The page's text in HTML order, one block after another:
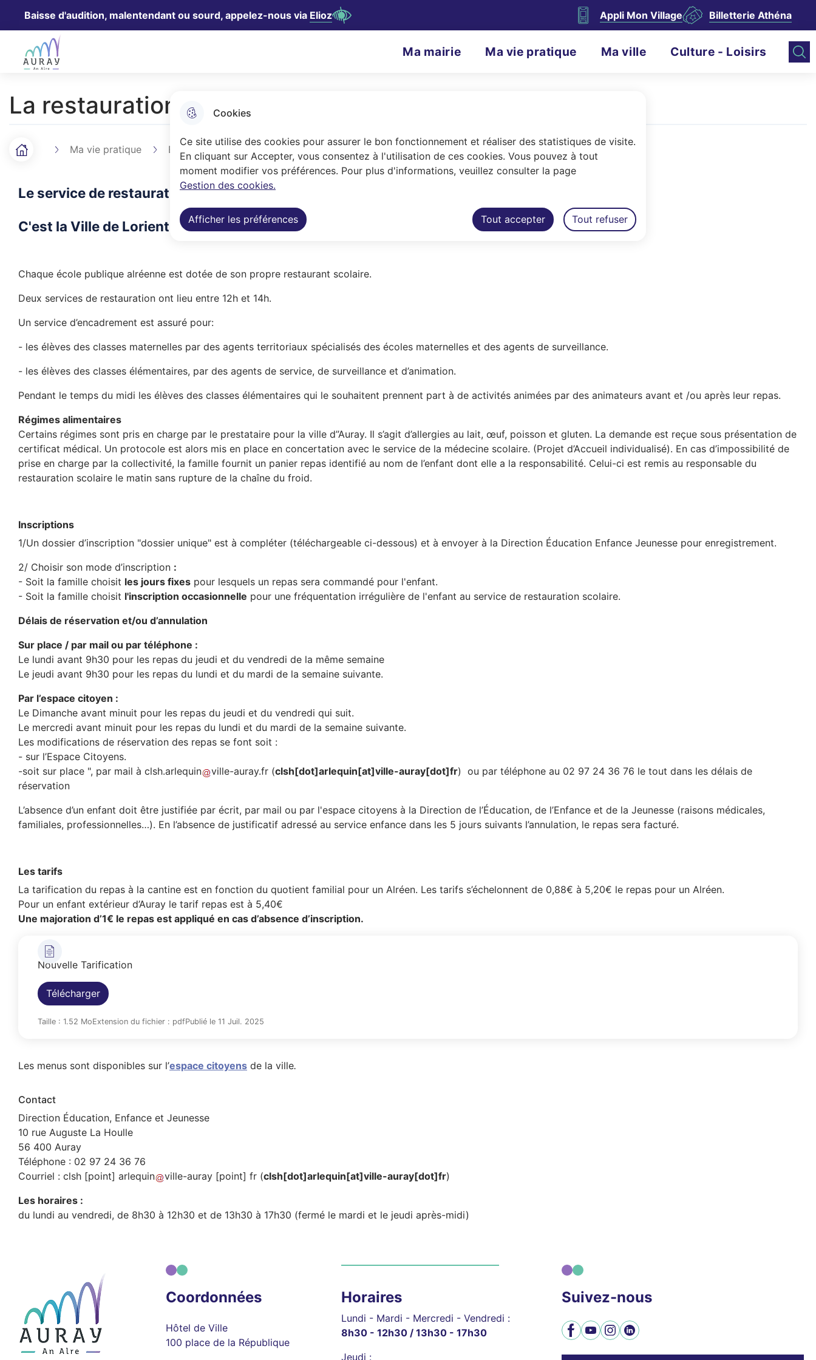
Cookies
Ce site utilise des cookies pour assurer le bon fonctionnement et réaliser des statistiques de visite.
En cliquant sur Accepter, vous consentez à l'utilisation de ces cookies. Vous pouvez à tout
moment modifier vos préférences. Pour plus d'informations, veuillez consulter la page
Gestion des cookies.
Afficher les préférences Tout accepter Tout refuser
Aller au contenu principal
Baisse d'audition, malentendant ou sourd, appelez-nous via Elioz Appli Mon Village Billetterie Athéna
Ville Auray Menu principal
N
g
a
t
n
c
i
a
l
Ma mairie Ma vie pratique Ma ville Culture - Loisirs
La restauration scolaire
F
d
A
a
n
e
Accueil Ma vie pratique Education Autour de l'école La restauration scolaire
Le service de restauration scolaire de la Ville d'Auray accueille 600 élèves par jour.
C'est la Ville de Lorient qui fabrique et livre les repas chaque jour, depuis septembre 2006.
Chaque école publique alréenne est dotée de son propre restaurant scolaire.
Deux services de restauration ont lieu entre 12h et 14h.
Un service d’encadrement est assuré pour:
- les élèves des classes maternelles par des agents territoriaux spécialisés des écoles maternelles et des agents de surveillance.
- les élèves des classes élémentaires, par des agents de service, de surveillance et d’animation.
Pendant le temps du midi les élèves des classes élémentaires qui le souhaitent prennent part à de activités animées par des animateurs avant et /ou après leur repas.
Régimes alimentaires
Certains régimes sont pris en charge par le prestataire pour la ville d’’Auray. Il s’agit d’allergies au lait, œuf, poisson et gluten. La demande est reçue sous présentation de
certificat médical. Un protocole est alors mis en place en concertation avec le service de la médecine scolaire. (Projet d’Accueil individualisé). En cas d’impossibilité de
prise en charge par la collectivité, la famille fournit un panier repas identifié au nom de l’enfant dont elle a la responsabilité. Celui-ci est remis au responsable du
restauration scolaire le matin sans rupture de la chaîne du froid.
Inscriptions
1/Un dossier d’inscription "dossier unique" est à compléter (téléchargeable ci-dessous) et à envoyer à la Direction Éducation Enfance Jeunesse pour enregistrement.
2/ Choisir son mode d’inscription :
- Soit la famille choisit les jours fixes pour lesquels un repas sera commandé pour l'enfant.
- Soit la famille choisit l'inscription occasionnelle pour une fréquentation irrégulière de l'enfant au service de restauration scolaire.
Délais de réservation et/ou d’annulation
Sur place / par mail ou par téléphone :
Le lundi avant 9h30 pour les repas du jeudi et du vendredi de la même semaine
Le jeudi avant 9h30 pour les repas du lundi et du mardi de la semaine suivante.
Par l’espace citoyen :
Le Dimanche avant minuit pour les repas du jeudi et du vendredi qui suit.
Le mercredi avant minuit pour les repas du lundi et du mardi de la semaine suivante.
Les modifications de réservation des repas se font soit :
- sur l’Espace Citoyens.
-soit sur place ", par mail à clsh.arlequin ville-auray.fr (clsh[dot]arlequin[at]ville-auray[dot]fr) ou par téléphone au 02 97 24 36 76 le tout dans les délais de
réservation
L’absence d’un enfant doit être justifiée par écrit, par mail ou par l'espace citoyens à la Direction de l’Éducation, de l’Enfance et de la Jeunesse (raisons médicales,
familiales, professionnelles…). En l’absence de justificatif adressé au service enfance dans les 5 jours suivants l’annulation, le repas sera facturé.
Les tarifs
La tarification du repas à la cantine est en fonction du quotient familial pour un Alréen. Les tarifs s’échelonnent de 0,88€ à 5,20€ le repas pour un Alréen.
Pour un enfant extérieur d’Auray le tarif repas est à 5,40€
Une majoration d’1€ le repas est appliqué en cas d’absence d’inscription.
Nouvelle Tarification
Télécharger
Taille : 1.52 MoExtension du fichier : pdfPublié le 11 Juil. 2025
Les menus sont disponibles sur l’espace citoyens de la ville.
Contact
Direction Éducation, Enfance et Jeunesse
10 rue Auguste La Houlle
56 400 Auray
Téléphone : 02 97 24 36 76
Courriel : clsh [point] arlequin ville-auray [point] fr (clsh[dot]arlequin[at]ville-auray[dot]fr)
Les horaires :
du lundi au vendredi, de 8h30 à 12h30 et de 13h30 à 17h30 (fermé le mardi et le jeudi après-midi)
Coordonnées
Hôtel de Ville
100 place de la République
Horaires
Lundi - Mardi - Mercredi - Vendredi :
8h30 - 12h30 / 13h30 - 17h30
Jeudi :
Suivez-nous
Facebook
YouTubeInstagram
LinkedIn